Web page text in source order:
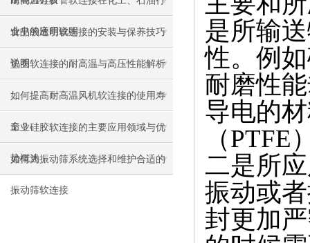
业中的应用说明
食品级透明软连接的安装与保养技巧
说明
垫圈软连接的耐高温与高压性能解析
如何提高耐高温风机软连接的使用寿
命？
工业硅胶软连接的主要应用领域与优
势概述
如何为振动筛系统选择和维护合适的
振动筛软连接
是所输
性。例
耐磨性
导电的
（PTFE
二是所
振动或
封更加